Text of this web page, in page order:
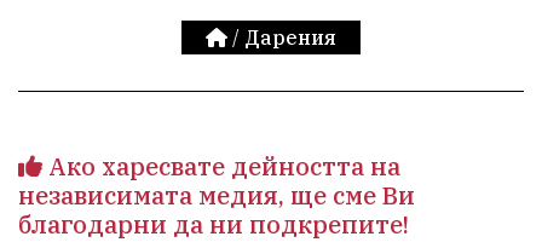
/ Дарения
Ако харесвате дейността на
независимата медия, ще сме Ви
благодарни да ни подкрепите!